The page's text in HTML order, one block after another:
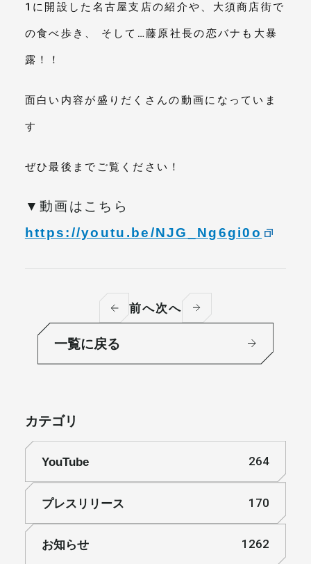
1に開設した名古屋支店の紹介や、大須商店街で
の食べ歩き、 そして…藤原社長の恋バナも大暴
露！！
面白い内容が盛りだくさんの動画になっていま
す
ぜひ最後までご覧ください！
▼動画はこちら
https://youtu.be/NJG_Ng6gi0o
前へ次へ
一覧に戻る
カテゴリ
YouTube 264
プレスリリース 170
お知らせ 1262